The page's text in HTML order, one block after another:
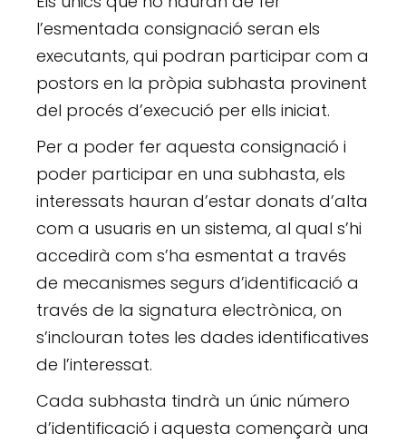
l’esmentada consignació seran els
executants, qui podran participar com a
postors en la pròpia subhasta provinent
del procés d’execució per ells iniciat.
Per a poder fer aquesta consignació i
poder participar en una subhasta, els
interessats hauran d’estar donats d’alta
com a usuaris en un sistema, al qual s’hi
accedirà com s’ha esmentat a través
de mecanismes segurs d’identificació a
través de la signatura electrònica, on
s’inclouran totes les dades identificatives
de l’interessat.
Cada subhasta tindrà un únic número
d’identificació i aquesta començarà una